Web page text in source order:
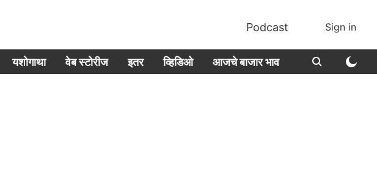
Podcast Sign in
यशोगाथा वेब स्टोरीज इतर व्हिडिओ आजचे बाजार भाव